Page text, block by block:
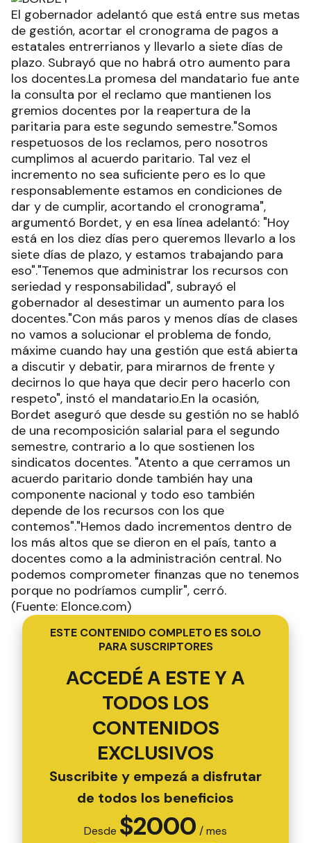
El gobernador adelantó que está entre sus metas
de gestión, acortar el cronograma de pagos a
estatales entrerrianos y llevarlo a siete días de
plazo. Subrayó que no habrá otro aumento para
los docentes.La promesa del mandatario fue ante
la consulta por el reclamo que mantienen los
gremios docentes por la reapertura de la
paritaria para este segundo semestre."Somos
respetuosos de los reclamos, pero nosotros
cumplimos al acuerdo paritario. Tal vez el
incremento no sea suficiente pero es lo que
responsablemente estamos en condiciones de
dar y de cumplir, acortando el cronograma",
argumentó Bordet, y en esa línea adelantó: "Hoy
está en los diez días pero queremos llevarlo a los
siete días de plazo, y estamos trabajando para
eso"."Tenemos que administrar los recursos con
seriedad y responsabilidad", subrayó el
gobernador al desestimar un aumento para los
docentes."Con más paros y menos días de clases
no vamos a solucionar el problema de fondo,
máxime cuando hay una gestión que está abierta
a discutir y debatir, para mirarnos de frente y
decirnos lo que haya que decir pero hacerlo con
respeto", instó el mandatario.En la ocasión,
Bordet aseguró que desde su gestión no se habló
de una recomposición salarial para el segundo
semestre, contrario a lo que sostienen los
sindicatos docentes. "Atento a que cerramos un
acuerdo paritario donde también hay una
componente nacional y todo eso también
depende de los recursos con los que
contemos"."Hemos dado incrementos dentro de
los más altos que se dieron en el país, tanto a
docentes como a la administración central. No
podemos comprometer finanzas que no tenemos
porque no podríamos cumplir", cerró.
(Fuente: Elonce.com)
ESTE CONTENIDO COMPLETO ES SOLO
PARA SUSCRIPTORES
ACCEDÉ A ESTE Y A
TODOS LOS
CONTENIDOS
EXCLUSIVOS
Suscribite y empezá a disfrutar
de todos los beneficios
Desde $2000 / mes